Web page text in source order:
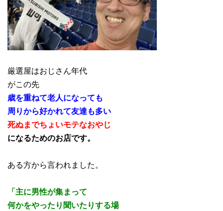
厳選屋はおじさん年代
がこの先
歳を重ねて老人になっても
周りから好かれて友達も多い
死ぬまでちょいモテなおやじ
になるためのお店です。
ある方から言われました。
「主に男性が集まって
何かをやったり聞いたりする場